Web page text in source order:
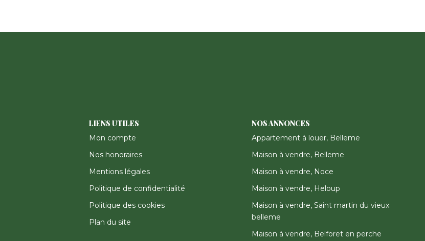
LIENS UTILES
Mon compte
Nos honoraires
Mentions légales
Politique de confidentialité
Politique des cookies
Plan du site
NOS ANNONCES
Appartement à louer, Belleme
Maison à vendre, Belleme
Maison à vendre, Noce
Maison à vendre, Heloup
Maison à vendre, Saint martin du vieux
belleme
Maison à vendre, Belforet en perche